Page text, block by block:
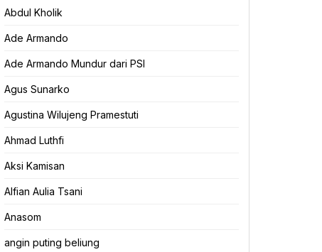
Abdul Kholik
Ade Armando
Ade Armando Mundur dari PSI
Agus Sunarko
Agustina Wilujeng Pramestuti
Ahmad Luthfi
Aksi Kamisan
Alfian Aulia Tsani
Anasom
angin puting beliung